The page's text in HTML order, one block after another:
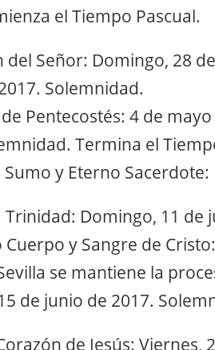
el Tiempo Pascual.
del Señor: Domingo, 28 de
Solemnidad.
Pentecostés: 4 de
Termina el
Sumo y Eterno
Trinidad: Domingo, 11 de
Cuerpo y Sangre de
se mantiene la
de junio de 2017.
de Jesús: Viernes,